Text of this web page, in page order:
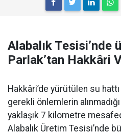
Alabalık Tesisi’nde
Parlak’tan Hakkâri
Hakkâri’de yürütülen su hattı
gerekli önlemlerin
yaklaşık 7 kilometre
Alabalık Üretim Tesisi’nde